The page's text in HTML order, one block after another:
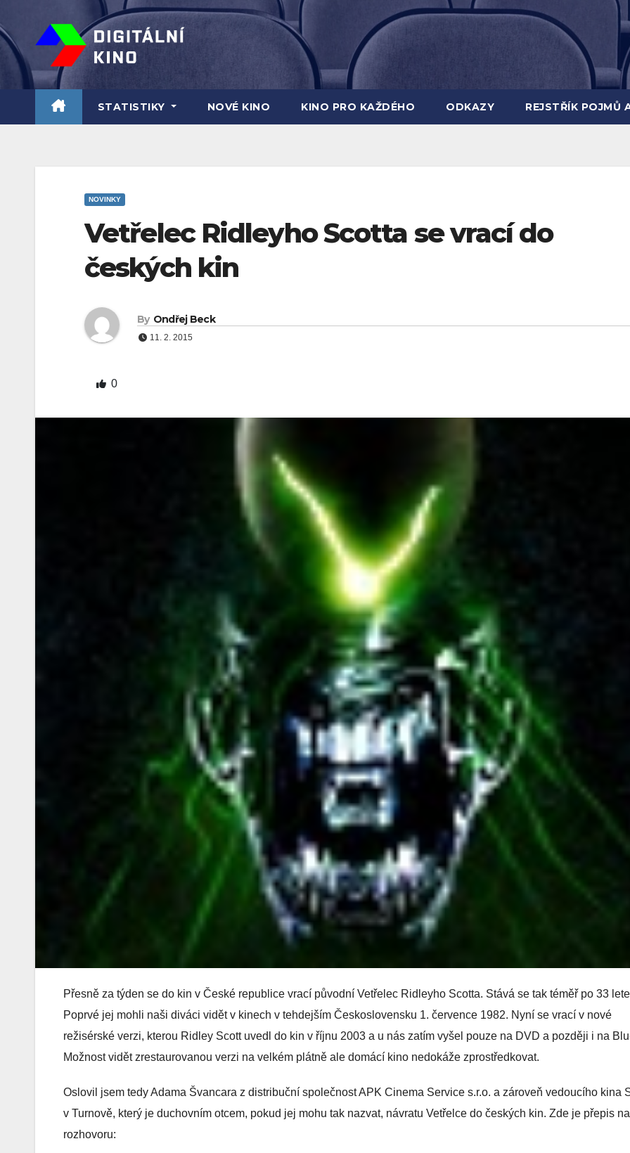
to
content
STATISTIKY NOVÉ KINO KINO PRO KAŽDÉHO ODKAZY REJSTŘÍK POJMŮ
NOVINKY
Vetřelec Ridleyho Scotta se vrací do
českých kin
By Ondřej Beck
11. 2. 2015
0
Přesně za týden se do kin v České republice vrací původní Vetřelec Ridleyho Scotta. Stává se tak téměř po 33
Poprvé jej mohli naši diváci vidět v kinech v tehdejším Československu 1. července 1982. Nyní se vrací v nové
režisérské verzi, kterou Ridley Scott uvedl do kin v říjnu 2003 a u nás zatím vyšel pouze na DVD a později i na
Možnost vidět zrestaurovanou verzi na velkém plátně ale domácí kino nedokáže zprostředkovat.
Oslovil jsem tedy Adama Švancara z distribuční společnost APK Cinema Service s.r.o. a zároveň vedoucího kina
v Turnově, který je duchovním otcem, pokud jej mohu tak nazvat, návratu Vetřelce do českých kin. Zde je přepis
rozhovoru: